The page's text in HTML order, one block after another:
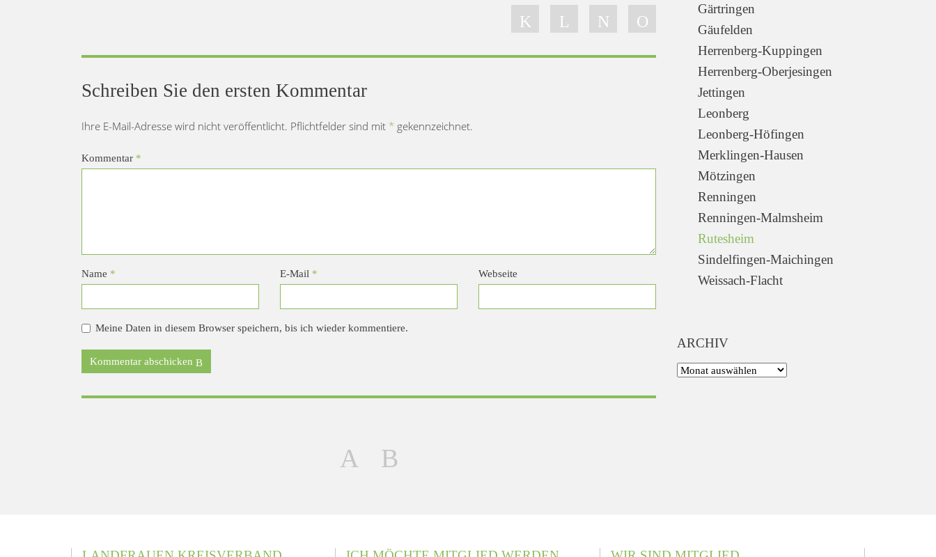
Schreiben Sie den ersten Kommentar
Ihre E-Mail-Adresse wird nicht veröffentlicht. Pflichtfelder sind mit * gekennzeichnet.
Kommentar *
Name * E-Mail * Webseite
Meine Daten in diesem Browser speichern, bis ich wieder kommentiere.
Kommentar abschicken
Gärtringen
Gäufelden
Herrenberg-Kuppingen
Herrenberg-Oberjesingen
Jettingen
Leonberg
Leonberg-Höfingen
Merklingen-Hausen
Mötzingen
Renningen
Renningen-Malmsheim
Rutesheim
Sindelfingen-Maichingen
Weissach-Flacht
ARCHIV